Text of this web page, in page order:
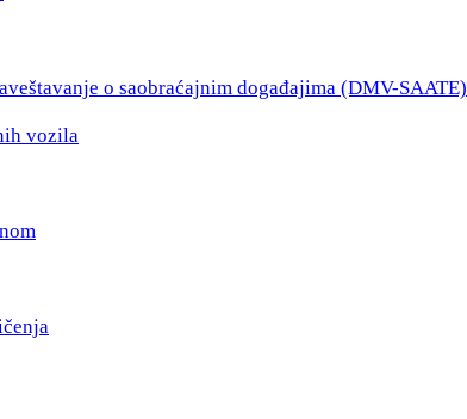
o saobraćajnim događajima (DMV-SAATE)
vozila